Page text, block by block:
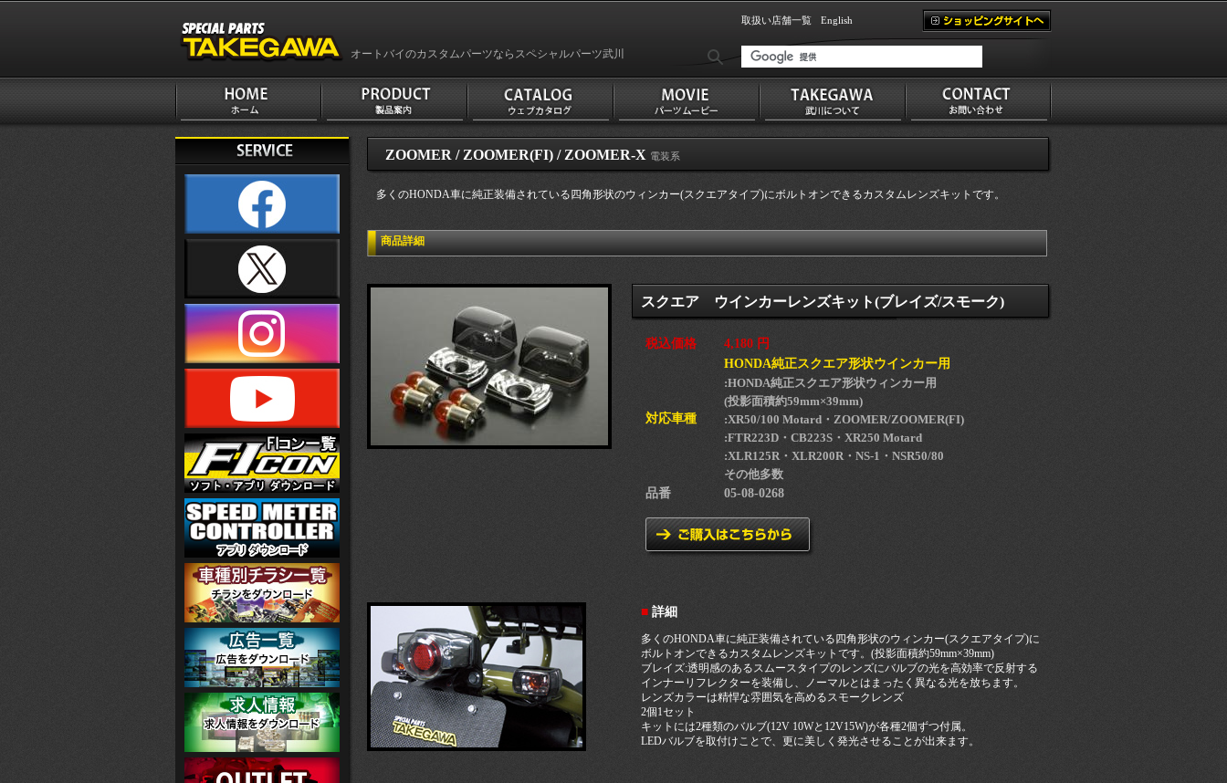
オートバイのカスタムパーツならスペシャルパーツ武川
取扱い店舗一覧 English
ZOOMER / ZOOMER(FI) / ZOOMER-X 電装系
多くのHONDA車に純正装備されている四角形状のウィンカー(スクエアタイプ)にボルトオンできるカスタムレンズキットです。
商品詳細
スクエア ウインカーレンズキット(ブレイズ/スモーク)
税込価格 4,180 円
対応車種
HONDA純正スクエア形状ウインカー用
:HONDA純正スクエア形状ウィンカー用
(投影面積約59mm×39mm)
:XR50/100 Motard・ZOOMER/ZOOMER(FI)
:FTR223D・CB223S・XR250 Motard
:XLR125R・XLR200R・NS-1・NSR50/80
その他多数
品番
05-08-0268
■ 詳細
多くのHONDA車に純正装備されている四角形状のウィンカー(スクエアタイプ)に
ボルトオンできるカスタムレンズキットです。(投影面積約59mm×39mm)
ブレイズ:透明感のあるスムースタイプのレンズにバルブの光を高効率で反射する
インナーリフレクターを装備し、ノーマルとはまったく異なる光を放ちます。
レンズカラーは精悍な雰囲気を高めるスモークレンズ
2個1セット
キットには2種類のバルブ(12V 10Wと12V15W)が各種2個ずつ付属。
LEDバルブを取付けことで、更に美しく発光させることが出来ます。